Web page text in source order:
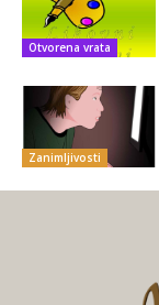
Otvorena vrata
Zanimljivosti